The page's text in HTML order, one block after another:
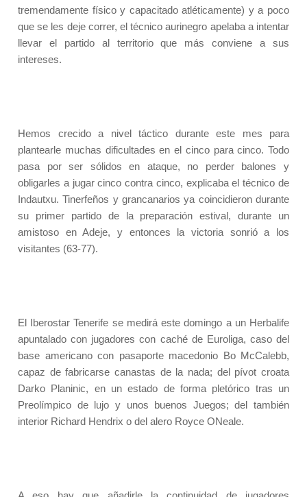
tremendamente físico y capacitado atléticamente) y a poco
que se les deje correr, el técnico aurinegro apelaba a intentar
llevar el partido al territorio que más conviene a sus
intereses.
Hemos crecido a nivel táctico durante este mes para
plantearle muchas dificultades en el cinco para cinco. Todo
pasa por ser sólidos en ataque, no perder balones y
obligarles a jugar cinco contra cinco, explicaba el técnico de
Indautxu. Tinerfeños y grancanarios ya coincidieron durante
su primer partido de la preparación estival, durante un
amistoso en Adeje, y entonces la victoria sonrió a los
visitantes (63-77).
El Iberostar Tenerife se medirá este domingo a un Herbalife
apuntalado con jugadores con caché de Euroliga, caso del
base americano con pasaporte macedonio Bo McCalebb,
capaz de fabricarse canastas de la nada; del pívot croata
Darko Planinic, en un estado de forma pletórico tras un
Preolímpico de lujo y unos buenos Juegos; del también
interior Richard Hendrix o del alero Royce ONeale.